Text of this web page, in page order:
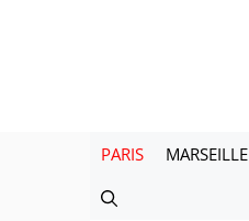
PARIS MARSEILLE